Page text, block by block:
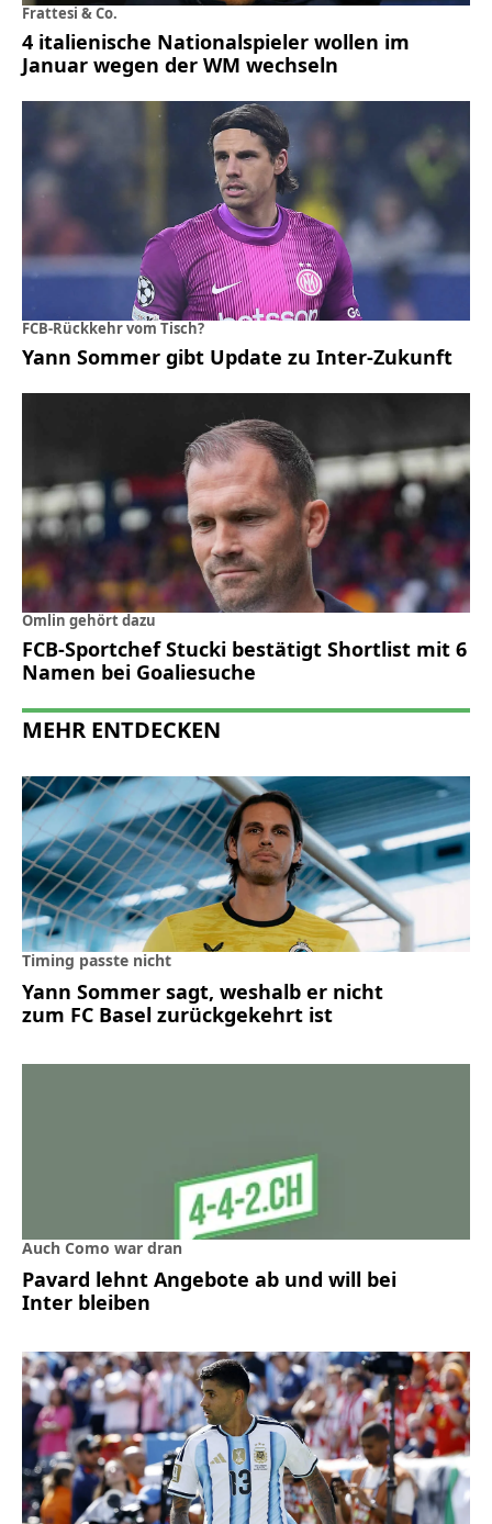
Frattesi & Co.
4 italienische Nationalspieler wollen im
Januar wegen der WM wechseln
FCB-Rückkehr vom Tisch?
Yann Sommer gibt Update zu Inter-Zukunft
Omlin gehört dazu
FCB-Sportchef Stucki bestätigt Shortlist mit 6
Namen bei Goaliesuche
MEHR ENTDECKEN
Timing passte nicht
Yann Sommer sagt, weshalb er nicht
zum FC Basel zurückgekehrt ist
Auch Como war dran
Pavard lehnt Angebote ab und will bei
Inter bleiben